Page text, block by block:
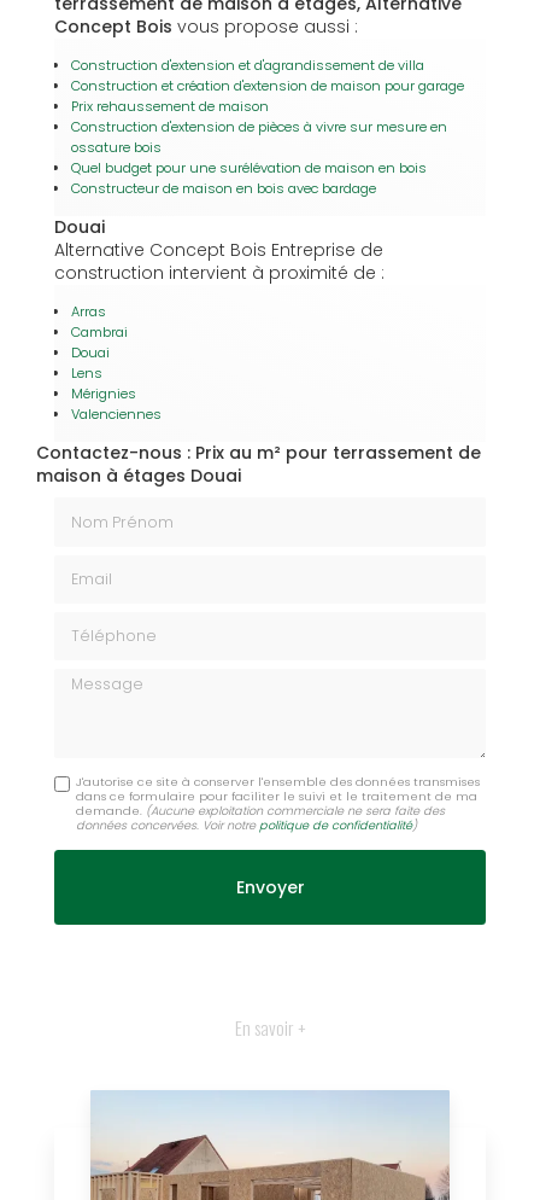
Concept Bois vous propose aussi :
Construction d'extension et d'agrandissement de villa
Construction et création d'extension de maison pour garage
Prix rehaussement de maison
Construction d'extension de pièces à vivre sur mesure en
ossature bois
Quel budget pour une surélévation de maison en bois
Constructeur de maison en bois avec bardage
Douai
Alternative Concept Bois Entreprise de
construction intervient à proximité de :
Arras
Cambrai
Douai
Lens
Mérignies
Valenciennes
Contactez-nous : Prix au m² pour terrassement de
maison à étages Douai
Message
J'autorise ce site à conserver l'ensemble des données transmises
dans ce formulaire pour faciliter le suivi et le traitement de ma
demande. (Aucune exploitation commerciale ne sera faite des
données concervées. Voir notrepolitique de confidentialité)
En savoir +